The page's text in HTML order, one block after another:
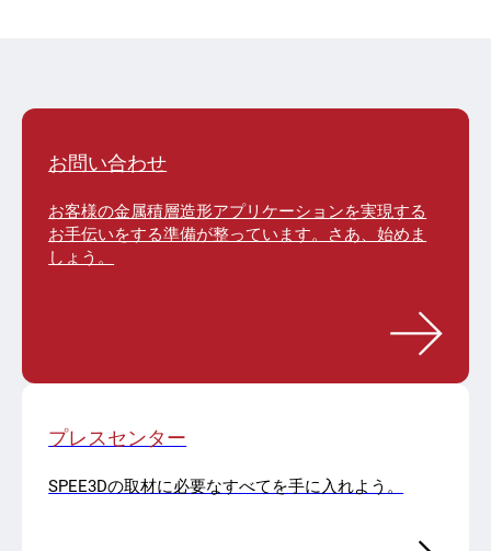
お問い合わせ
お客様の金属積層造形アプリケーションを実現する
お手伝いをする準備が整っています。さあ、始めま
しょう。
プレスセンター
SPEE3Dの取材に必要なすべてを手に入れよう。